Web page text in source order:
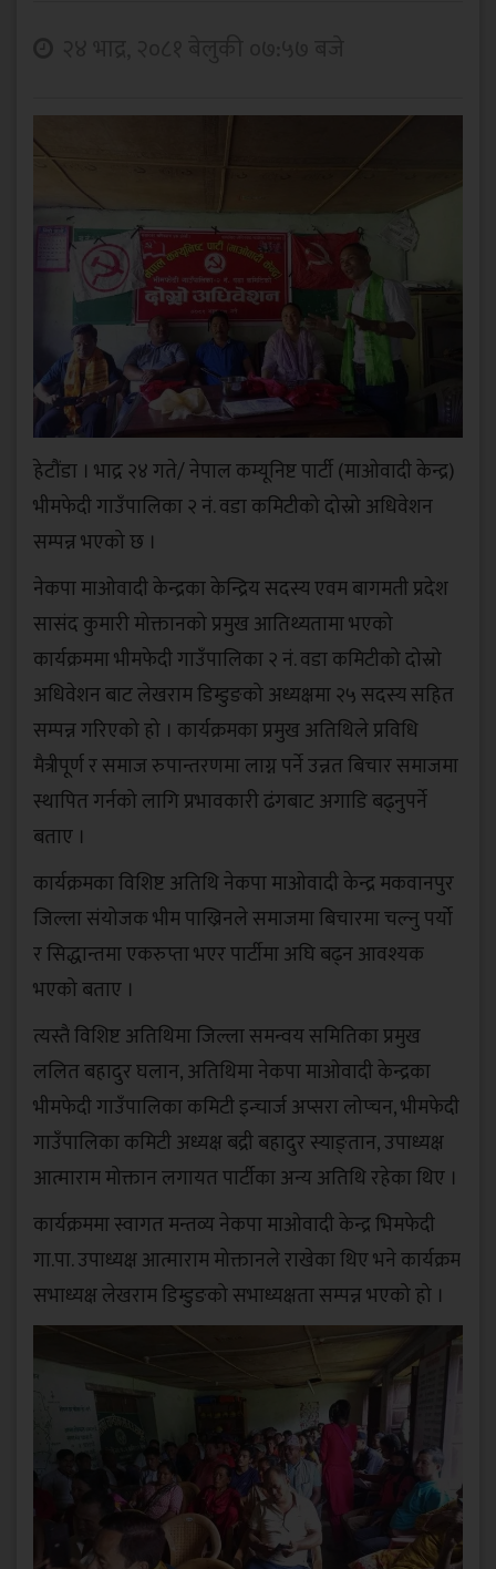
हेटौंडा । भाद्र २४ गते/ नेपाल कम्यूनिष्ट पार्टी (माओवादी केन्द्र)
भीमफेदी गाउँपालिका २ नं. वडा कमिटीको दोस्रो अधिवेशन
सम्पन्न भएको छ ।
नेकपा माओवादी केन्द्रका केन्द्रिय सदस्य एवम बागमती प्रदेश
सासंद कुमारी मोक्तानको प्रमुख आतिथ्यतामा भएको
कार्यक्रममा भीमफेदी गाउँपालिका २ नं. वडा कमिटीको दोस्रो
अधिवेशन बाट लेखराम डिम्डुङको अध्यक्षमा २५ सदस्य सहित
सम्पन्न गरिएको हो । कार्यक्रमका प्रमुख अतिथिले प्रविधि
मैत्रीपूर्ण र समाज रुपान्तरणमा लाग्न पर्ने उन्नत बिचार समाजमा
स्थापित गर्नको लागि प्रभावकारी ढंगबाट अगाडि बढ्नुपर्ने
बताए ।
कार्यक्रमका विशिष्ट अतिथि नेकपा माओवादी केन्द्र मकवानपुर
जिल्ला संयोजक भीम पाख्रिनले समाजमा बिचारमा चल्नु पर्यो
र सिद्धान्तमा एकरुप्ता भएर पार्टीमा अघि बढ्न आवश्यक
भएको बताए ।
त्यस्तै विशिष्ट अतिथिमा जिल्ला समन्वय समितिका प्रमुख
ललित बहादुर घलान, अतिथिमा नेकपा माओवादी केन्द्रका
भीमफेदी गाउँपालिका कमिटी इन्चार्ज अप्सरा लोप्चन, भीमफेदी
गाउँपालिका कमिटी अध्यक्ष बद्री बहादुर स्याङ्तान, उपाध्यक्ष
आत्माराम मोक्तान लगायत पार्टीका अन्य अतिथि रहेका थिए ।
कार्यक्रममा स्वागत मन्तव्य नेकपा माओवादी केन्द्र भिमफेदी
गा.पा. उपाध्यक्ष आत्माराम मोक्तानले राखेका थिए भने कार्यक्रम
सभाध्यक्ष लेखराम डिम्डुङको सभाध्यक्षता सम्पन्न भएको हो ।